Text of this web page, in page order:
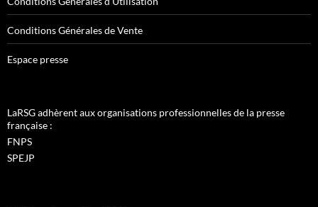
Conditions Générales de Vente
Espace presse
LaRSG adhèrent aux organisations professionnelles de la presse
française :
FNPS
SPEJP